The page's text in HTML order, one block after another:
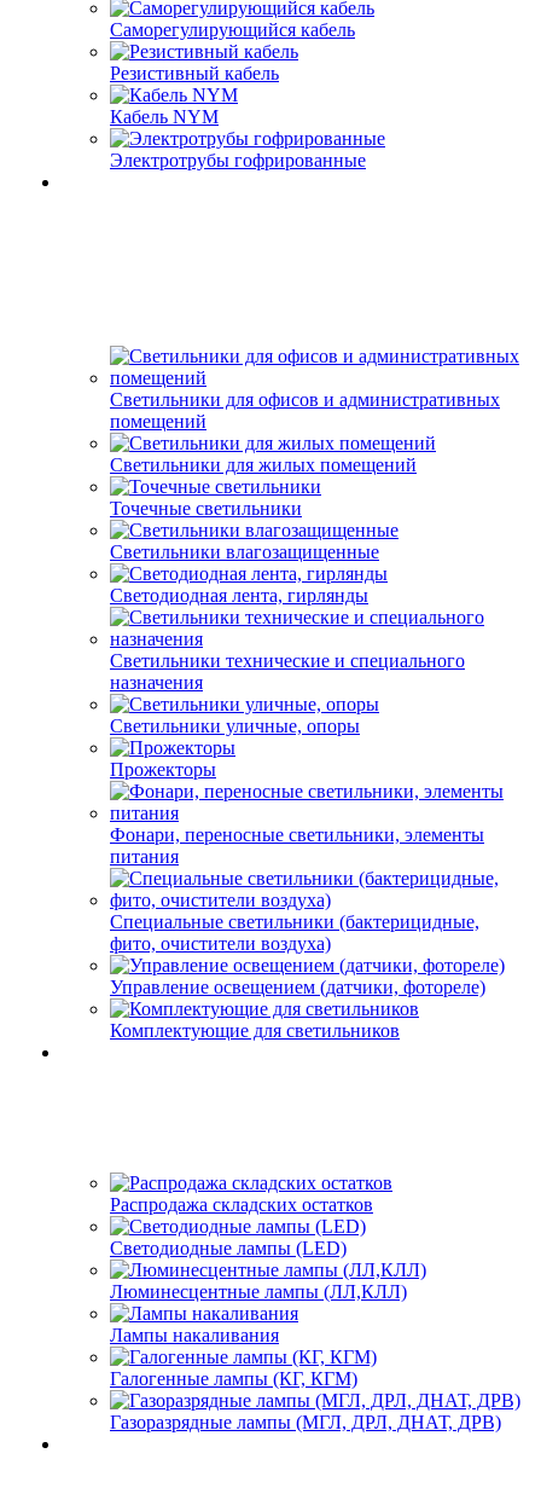
Саморегулирующийся кабель
Резистивный кабель
Кабель NYM
Электротрубы гофрированные
Светильники для офисов и административных
помещений
Светильники для жилых помещений
Точечные светильники
Светильники влагозащищенные
Светодиодная лента, гирлянды
Светильники технические и специального
назначения
Светильники уличные, опоры
Прожекторы
Фонари, переносные светильники, элементы
питания
Специальные светильники (бактерицидные,
фито, очистители воздуха)
Управление освещением (датчики, фотореле)
Комплектующие для светильников
Распродажа складских остатков
Светодиодные лампы (LED)
Люминесцентные лампы (ЛЛ,КЛЛ)
Лампы накаливания
Галогенные лампы (КГ, КГМ)
Газоразрядные лампы (МГЛ, ДРЛ, ДНАТ, ДРВ)